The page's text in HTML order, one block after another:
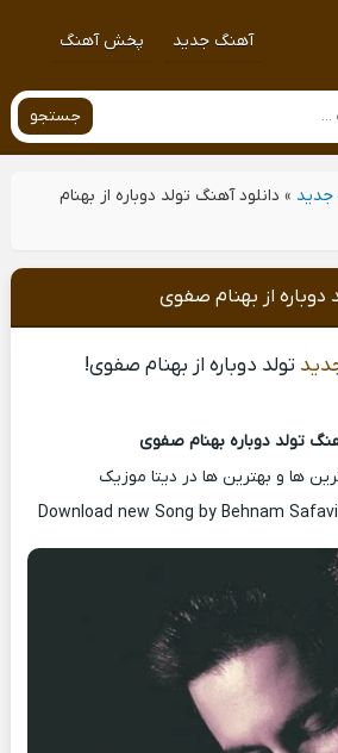
آهنگ جدید پخش آهنگ
جستجو
» دانلود آهنگ تولد دوباره از بهنام
دوباره از بهنام صفوی
تولد دوباره از بهنام صفوی!
تولد دوباره بهنام صفوی
ها و بهترین ها در دیتا موزیک
Download new Song by Behnam